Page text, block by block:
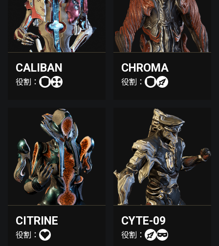
CALIBAN
役割：
CHROMA
役割：
CITRINE
役割：
CYTE-09
役割：